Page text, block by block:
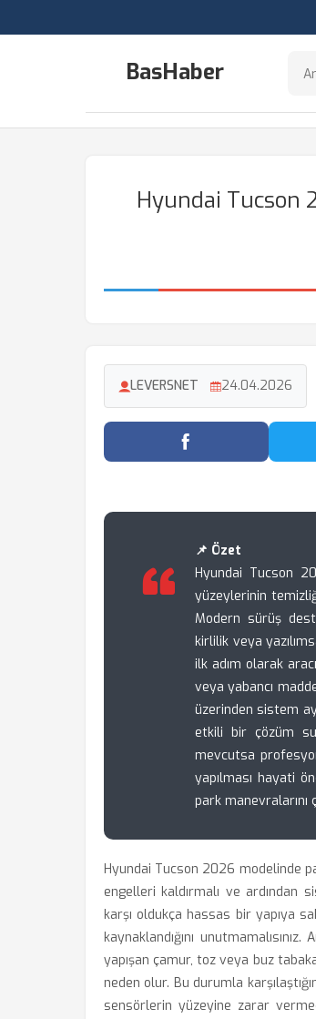
BasHaber
Hyundai Tucson
LEVERSNET 24.04.2026
Facebook'ta
📌 Özet
Hyundai Tucson
yüzeylerinin
Modern sürüş
kirlilik veya
ilk adım olarak
veya yabancı
üzerinden sistem
etkili bir çözüm
mevcutsa
yapılması hayati
park
Hyundai Tucson 2026 modelinde
engelleri kaldırmalı ve ardından
karşı oldukça hassas bir yapıya
kaynaklandığını
yapışan çamur, toz veya buz
neden olur. Bu durumla
sensörlerin yüzeyine zarar